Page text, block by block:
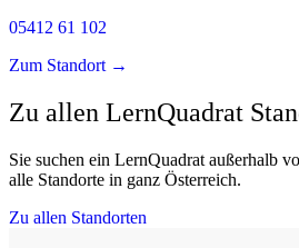
05412 61 102
Zum Standort →
Zu allen LernQuadrat
Sie suchen ein LernQuadrat außerhalb
alle Standorte in ganz Österreich.
Zu allen Standorten